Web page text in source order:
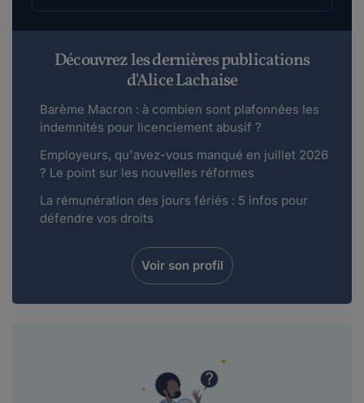
Découvrez les dernières publications
d'Alice Lachaise
Barème Macron : à combien sont plafonnées les
indemnités pour licenciement abusif ?
Employeurs, qu'avez-vous manqué en juillet 2026
? Le point sur les nouvelles réformes
La rémunération des jours fériés : 5 infos pour
défendre vos droits
Voir son profil